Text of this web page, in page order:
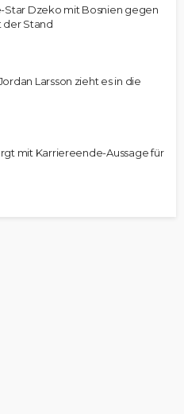
Star Dzeko mit Bosnien gegen
der Stand
Larsson zieht es in die
mit Karriereende-Aussage für